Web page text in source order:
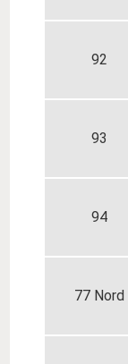
92
93
94
77 Nord